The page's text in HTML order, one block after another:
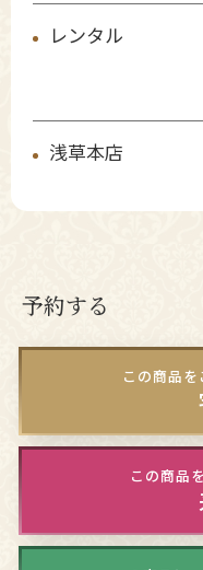
レンタル
浅草本店
予約する
この商品
この商品